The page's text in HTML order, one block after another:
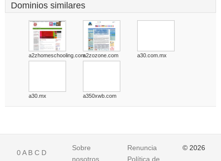
Dominios similares
a2zhomeschooling.coma2zozone.com a30.com.mx
a30.mx a350xwb.com
0A B C D
Sobre
nosotros
Renuncia
Política de
© 2026